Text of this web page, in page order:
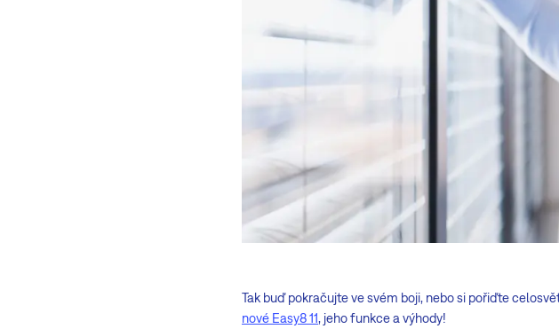
Tak buď pokračujte ve svém boji, nebo si pořiďte
nové Easy8 11, jeho funkce a výhody!